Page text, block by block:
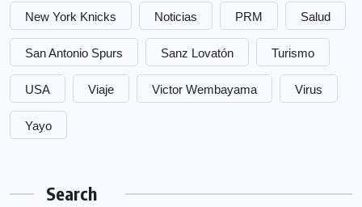
New York Knicks Noticias PRM Salud
San Antonio Spurs Sanz Lovatón Turismo
USA Viaje Victor Wembayama Virus
Yayo
Search